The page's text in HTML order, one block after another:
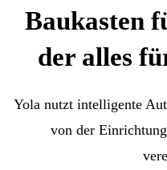
Baukasten
der alles
Yola nutzt intelligente
von der